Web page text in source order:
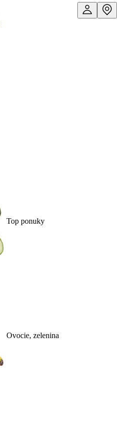
Top ponuky
Ovocie, zelenina